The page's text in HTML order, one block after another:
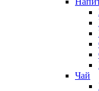
Чай